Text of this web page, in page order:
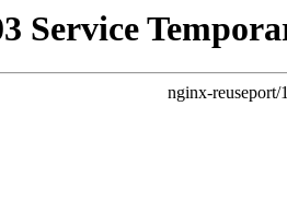
Service
nginx-reuseport/